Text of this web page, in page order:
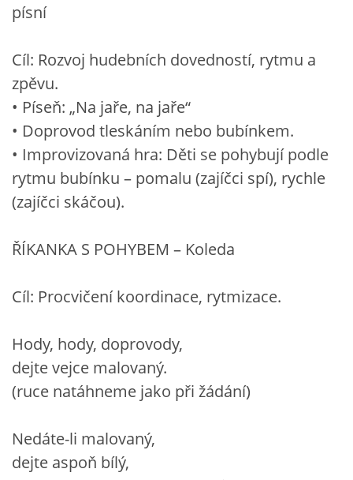
písní
Cíl: Rozvoj hudebních dovedností, rytmu a
zpěvu.
• Píseň: „Na jaře, na jaře“
• Doprovod tleskáním nebo bubínkem.
• Improvizovaná hra: Děti se pohybují podle
rytmu bubínku – pomalu (zajíčci spí), rychle
(zajíčci skáčou).
ŘÍKANKA S POHYBEM – Koleda
Cíl: Procvičení koordinace, rytmizace.
Hody, hody, doprovody,
dejte vejce malovaný.
(ruce natáhneme jako při žádání)
Nedáte-li malovaný,
dejte aspoň bílý,